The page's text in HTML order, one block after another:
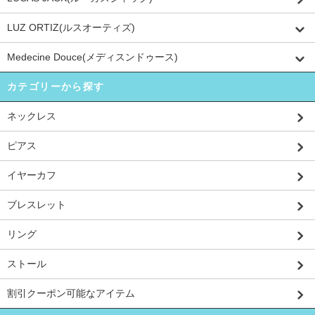
LUZ ORTIZ(ルスオーティズ)
Medecine Douce(メディスンドゥース)
カテゴリーから探す
ネックレス
ピアス
イヤーカフ
ブレスレット
リング
ストール
割引クーポン可能なアイテム